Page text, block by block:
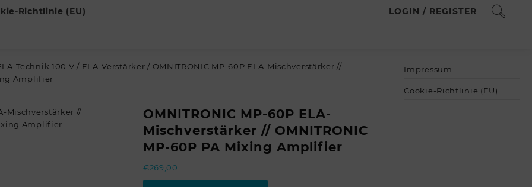
Richtlinie (EU) LOGIN / REGISTER
Technik 100 V / ELA-Verstärker / OMNITRONIC MP-60P ELA-Mischverstärker //
Amplifier
OMNITRONIC MP-60P ELA-
Mischverstärker // OMNITRONIC
MP-60P PA Mixing Amplifier
€269,00
Impressum
Cookie-Richtlinie (EU)